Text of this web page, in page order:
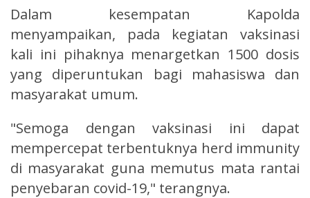
Dalam kesempatan Kapolda
menyampaikan, pada kegiatan vaksinasi
kali ini pihaknya menargetkan 1500 dosis
yang diperuntukan bagi mahasiswa dan
masyarakat umum.
"Semoga dengan vaksinasi ini dapat
mempercepat terbentuknya herd immunity
di masyarakat guna memutus mata rantai
penyebaran covid-19," terangnya.